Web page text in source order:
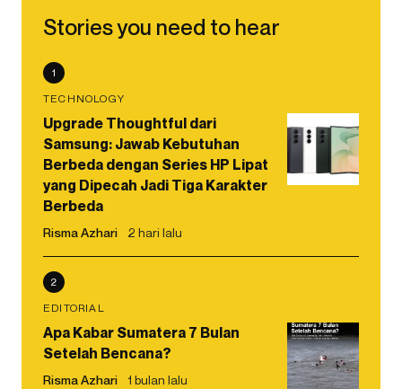
Stories you need to hear
1
TECHNOLOGY
Upgrade Thoughtful dari
Samsung: Jawab Kebutuhan
Berbeda dengan Series HP Lipat
yang Dipecah Jadi Tiga Karakter
Berbeda
Risma Azhari 2 hari lalu
2
EDITORIAL
Apa Kabar Sumatera 7 Bulan
Setelah Bencana?
Risma Azhari 1 bulan lalu